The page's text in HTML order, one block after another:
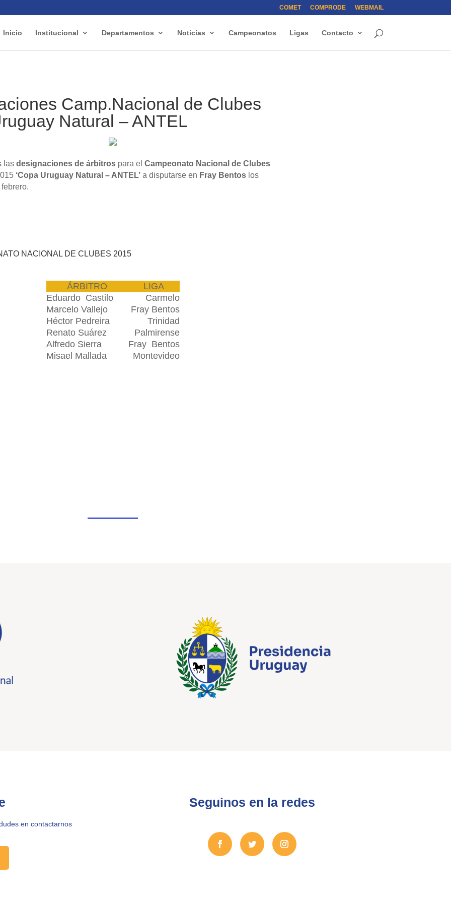
COMET COMPRODE WEBMAIL
Inicio Institucional Departamentos Noticias Campeonatos Ligas Contacto
Camp.Nacional de Clubes
Natural – ANTEL
las designaciones de árbitros para el Campeonato Nacional de Clubes
‘Copa Uruguay Natural – ANTEL’ a disputarse en Fray Bentos los
NACIONAL DE CLUBES 2015
ÁRBITRO
LIGA
Eduardo_ Castilo___
Carmelo
Marcelo Vallejo
Fray Bentos
Héctor Pedreira
Trinidad
Renato Suárez
Palmirense
Alfredo Sierra
Fray_ Bentos
Misael Mallada
Montevideo
en contactarnos
Seguinos en la redes